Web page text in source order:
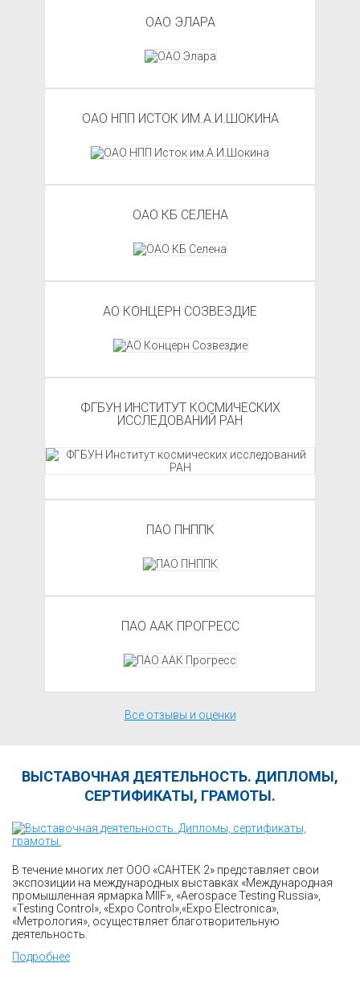
ОАО ЭЛАРА
ОАО НПП ИСТОК ИМ.А.И.ШОКИНА
ОАО КБ СЕЛЕНА
АО КОНЦЕРН СОЗВЕЗДИЕ
ФГБУН ИНСТИТУТ КОСМИЧЕСКИХ
ИССЛЕДОВАНИЙ РАН
ПАО ПНППК
ПАО ААК ПРОГРЕСС
Все отзывы и оценки
ВЫСТАВОЧНАЯ ДЕЯТЕЛЬНОСТЬ. ДИПЛОМЫ,
СЕРТИФИКАТЫ, ГРАМОТЫ.
В течение многих лет ООО «САНТЕК 2» представляет свои
экспозиции на международных выставках «Международная
промышленная ярмарка MIIF», «Aerospace Testing Russia»,
«Testing Control», «Expo Control»,«Expo Electronica»,
«Метрология», осуществляет благотворительную
деятельность.
Подробнее